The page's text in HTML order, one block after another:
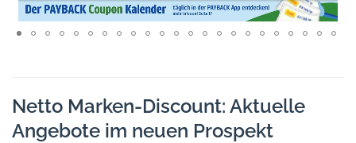
Netto Marken-Discount: Aktuelle
Angebote im neuen Prospekt